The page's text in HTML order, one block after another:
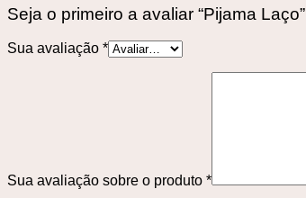
Seja o primeiro a avaliar “Pijama Laço”
Sua avaliação *
Sua avaliação sobre o produto *